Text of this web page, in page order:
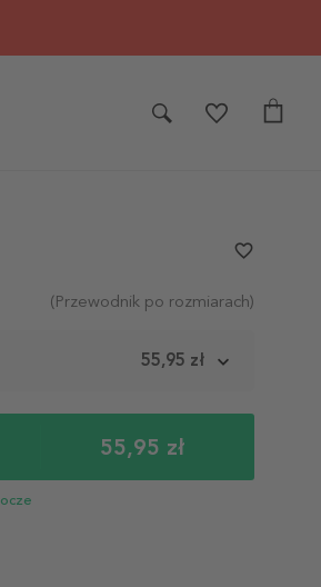
(Przewodnik po rozmiarach)
55,95 zł
55,95 zł
favorite_border